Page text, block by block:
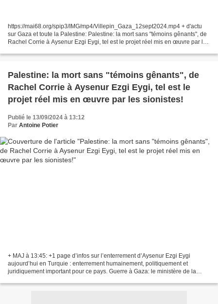
https://mai68.org/spip3/IMG/mp4/Villepin_Gaza_12sept2024.mp4 + d'actu
sur Gaza et toute la Palestine: Palestine: la mort sans "témoins gênants", de
Rachel Corrie à Aysenur Ezgi Eygi, tel est le projet réel mis en œuvre par les
genants-de-rachel-corrie-a-aysenur-ezgi-a216219559...
Palestine: la mort sans "témoins gênants", de
Rachel Corrie à Aysenur Ezgi Eygi, tel est le
projet réel mis en œuvre par les sionistes!
Publié le 13/09/2024 à 13:12
Par Antoine Potier
+ MAJ à 13:45: +1 page d’infos sur l’enterrement d’Aysenur Ezgi Eygi
aujourd’hui en Turquie : enterrement humainement, politiquement et
juridiquement important pour ce pays. Guerre à Gaza: le ministère de la